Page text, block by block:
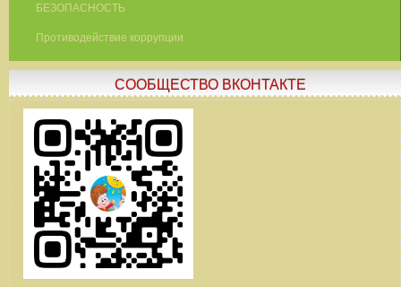
БЕЗОПАСНОСТЬ
Противодействие коррупции
СООБЩЕСТВО ВКОНТАКТЕ